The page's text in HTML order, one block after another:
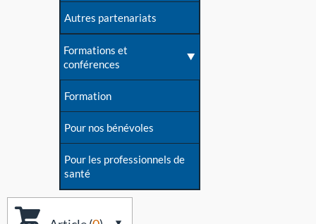
Autres partenariats
Formations et
conférences
Formation
Pour nos bénévoles
Pour les professionnels de
santé